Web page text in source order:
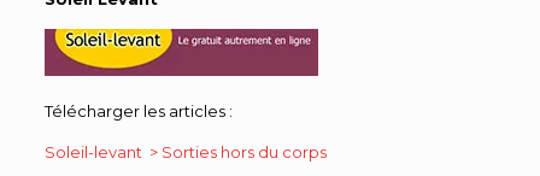
Télécharger les articles :
Soleil-levant > Sorties hors du corps